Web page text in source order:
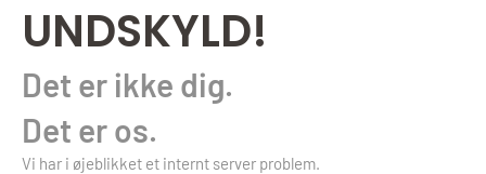
UNDSKYLD!
Det er ikke dig.
Det er os.
Vi har i øjeblikket et internt server problem.